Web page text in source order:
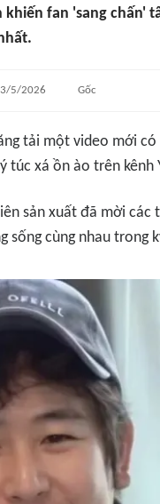
khiến fan 'sang chấn'
5/2026 Gốc
tải một video mới
túc xá ồn ào trên kênh
sản xuất đã mời các
sống cùng nhau